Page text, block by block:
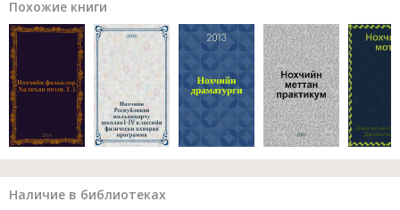
Похожие книги
Наличие в библиотеках